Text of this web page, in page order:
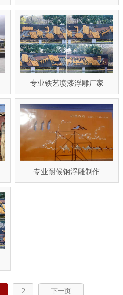
专业铁艺喷漆浮雕厂家
专业耐候钢浮雕制作
2 下一页